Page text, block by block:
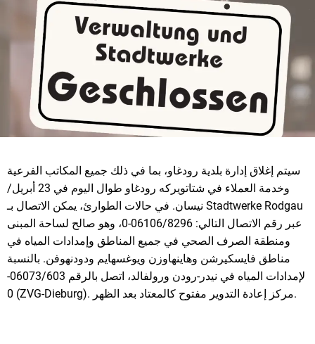
سيتم إغلاق إدارة بلدية رودغاو، بما في ذلك جميع المكاتب الفرعية
وخدمة العملاء في شتاتويركه رودغاو طوال اليوم في 23 أبريل/
نيسان. في حالات الطوارئ، يمكن الاتصال بـ Stadtwerke Rodgau
عبر رقم الاتصال التالي: 06106/8296-0، وهو صالح لساحة المبنى
ومنطقة الصرف الصحي في جميع المناطق وإمدادات المياه في
مناطق فايسكيرشن وهاينهاوزن ويوغسهايم ودودنهوفن. بالنسبة
لإمدادات المياه في نيدر-رودن ورولفالد، اتصل بالرقم 06073/603-
0 (ZVG-Dieburg). مركز إعادة التدوير مفتوح كالمعتاد بعد الظهر.